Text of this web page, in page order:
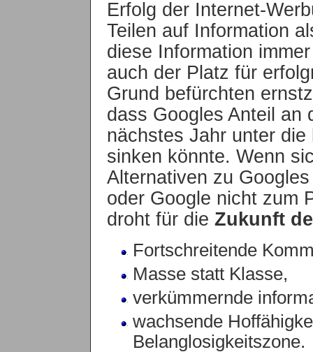
Erfolg der Internet-
Teilen auf Information
diese Information
auch der Platz für
Grund befürchten
dass Googles Anteil an
nächstes Jahr unter
sinken könnte. Wenn
Alternativen zu
oder Google nicht zum
droht für die Zukunft
Fortschreitende
Masse statt Klasse,
verkümmernde
wachsende
Belanglosigkeitszone.